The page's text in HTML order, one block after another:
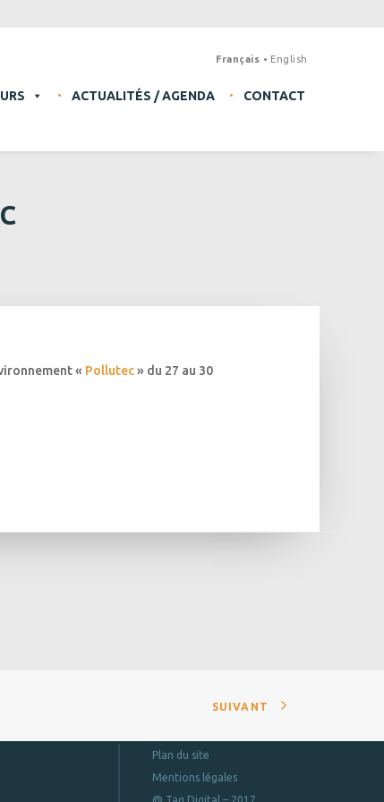
ACTUALITÉS / AGENDA CONTACT
Français English
« Pollutec» du 27 au 30
SUIVANT
Plan du site
Mentions légales